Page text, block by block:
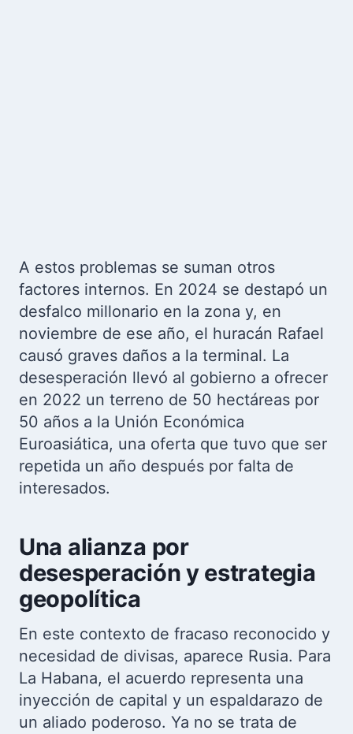
A estos problemas se suman otros
factores internos. En 2024 se destapó un
desfalco millonario en la zona y, en
noviembre de ese año, el huracán Rafael
causó graves daños a la terminal. La
desesperación llevó al gobierno a ofrecer
en 2022 un terreno de 50 hectáreas por
50 años a la Unión Económica
Euroasiática, una oferta que tuvo que ser
repetida un año después por falta de
interesados.
Una alianza por
desesperación y estrategia
geopolítica
En este contexto de fracaso reconocido y
necesidad de divisas, aparece Rusia. Para
La Habana, el acuerdo representa una
inyección de capital y un espaldarazo de
un aliado poderoso. Ya no se trata de